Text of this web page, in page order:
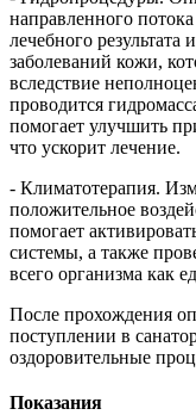
направленного
лечебного
заболеваний кожи,
вследствие
проводится
помогает улучшить
что ускорит лечение.
- Климатотерапия.
положительное
помогает
системы, а также
всего организма как
После прохождения
поступлении в
оздоровительные
Показания